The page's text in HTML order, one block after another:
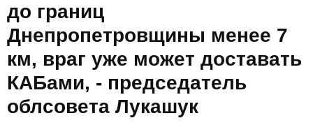
до границ
Днепропетровщины менее 7
км, враг уже может доставать
КАБами, - председатель
облсовета Лукашук